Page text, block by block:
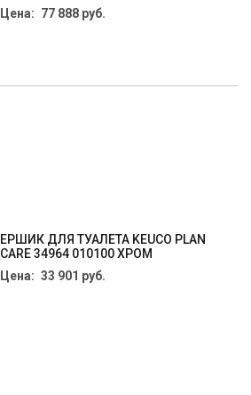
Цена: 77 888 руб.
ЕРШИК ДЛЯ ТУАЛЕТА KEUCO PLAN
CARE 34964 010100 ХРОМ
Цена: 33 901 руб.